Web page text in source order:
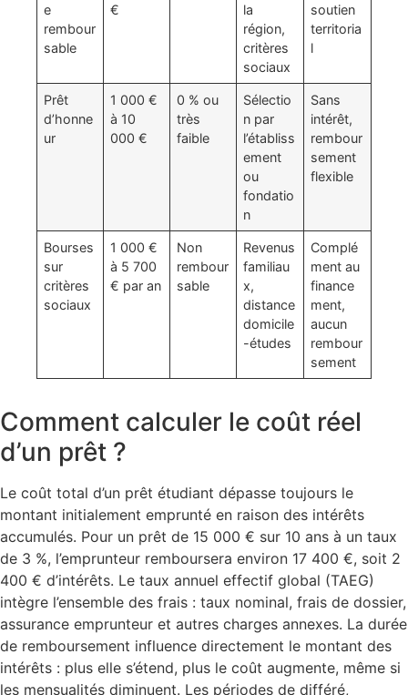
e
rembour
sable
€
la
région,
critères
sociaux
soutien
territoria
l
Prêt
d’honne
ur
1 000 €
à 10
000 €
0 % ou
très
faible
Sélectio
n par
l’établiss
ement
ou
fondatio
n
Sans
intérêt,
rembour
sement
flexible
Bourses
sur
critères
sociaux
1 000 €
à 5 700
€ par an
Non
rembour
sable
Revenus
familiau
x,
distance
domicile
-études
Complé
ment au
finance
ment,
aucun
rembour
sement
Comment calculer le coût réel
d’un prêt ?
Le coût total d’un prêt étudiant dépasse toujours le
montant initialement emprunté en raison des intérêts
accumulés. Pour un prêt de 15 000 € sur 10 ans à un taux
de 3 %, l’emprunteur remboursera environ 17 400 €, soit 2
400 € d’intérêts. Le taux annuel effectif global (TAEG)
intègre l’ensemble des frais : taux nominal, frais de dossier,
assurance emprunteur et autres charges annexes. La durée
de remboursement influence directement le montant des
intérêts : plus elle s’étend, plus le coût augmente, même si
les mensualités diminuent. Les périodes de différé,